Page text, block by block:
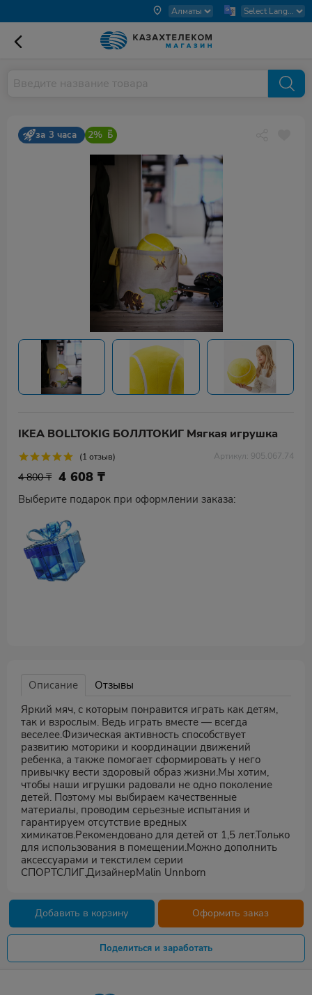
за 3 часа 2%
IKEA BOLLTOKIG БОЛЛТОКИГ Мягкая игрушка
(1 отзыв) Артикул: 905.067.74
4 800 ₸ 4 608₸
Выберите подарок при оформлении заказа:
Описание
Отзывы
Яркий мяч, с которым понравится играть как детям,
так и взрослым. Ведь играть вместе — всегда
веселее.Физическая активность способствует
развитию моторики и координации движений
ребенка, а также помогает сформировать у него
привычку вести здоровый образ жизни.Мы хотим,
чтобы наши игрушки радовали не одно поколение
детей. Поэтому мы выбираем качественные
материалы, проводим серьезные испытания и
гарантируем отсутствие вредных
химикатов.Рекомендовано для детей от 1,5 лет.Только
для использования в помещении.Можно дополнить
аксессуарами и текстилем серии
СПОРТСЛИГ.ДизайнерMalin Unnborn
Добавить в корзину Оформить заказ
Поделиться и заработать